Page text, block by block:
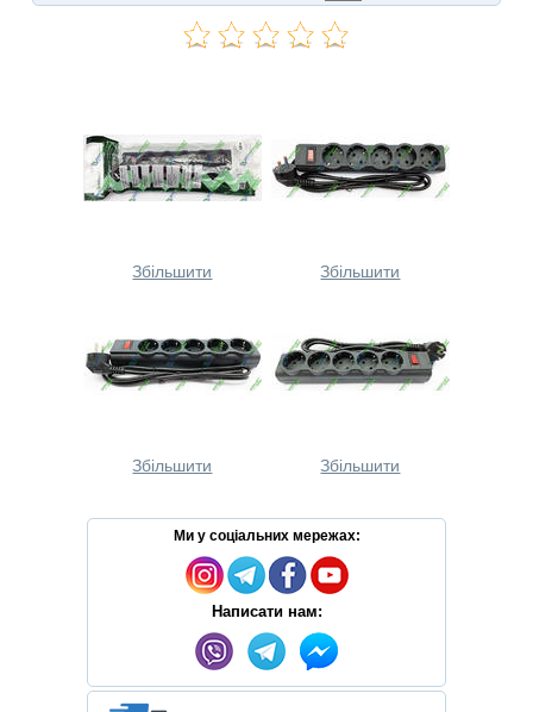
Збільшити Збільшити
Збільшити Збільшити
Ми у соціальних мережах:
Написати нам: